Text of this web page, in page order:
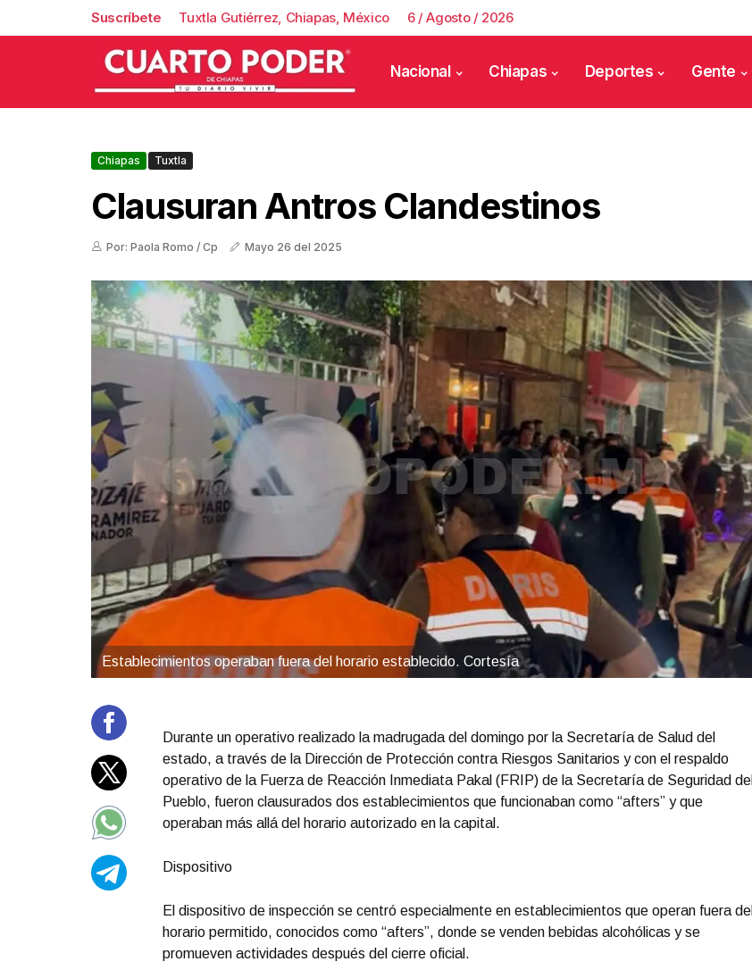
Suscríbete Tuxtla Gutiérrez, Chiapas, México 6 / Agosto / 2026
Nacional Chiapas Deportes Gente
Chiapas Tuxtla
Clausuran Antros Clandestinos
Por: Paola Romo / Cp Mayo 26 del 2025
Establecimientos operaban fuera del horario establecido. Cortesía
Durante un operativo realizado la madrugada del domingo por la Secretaría de Salud del
estado, a través de la Dirección de Protección contra Riesgos Sanitarios y con el respaldo
operativo de la Fuerza de Reacción Inmediata Pakal (FRIP) de la Secretaría de Seguridad del
Pueblo, fueron clausurados dos establecimientos que funcionaban como “afters” y que
operaban más allá del horario autorizado en la capital.
Dispositivo
El dispositivo de inspección se centró especialmente en establecimientos que operan fuera del
horario permitido, conocidos como “afters”, donde se venden bebidas alcohólicas y se
promueven actividades después del cierre oficial.